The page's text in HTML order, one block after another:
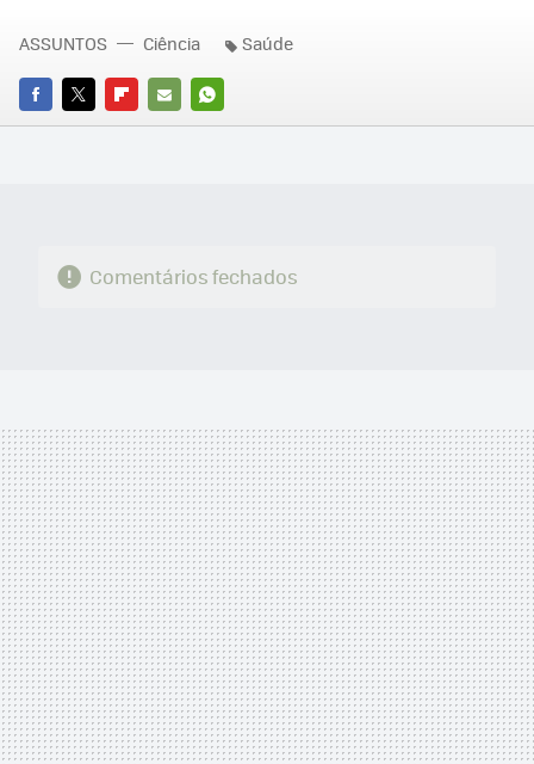
FACEBOOK
TWITTERFLIPBOARD
E-
WHATSAPP
ASSUNTOS Ciência Saúde
Comentários fechados